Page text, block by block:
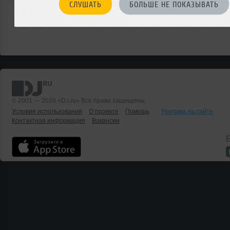
СЛУШАТЬ БОЛЬШЕ НЕ ПОКАЗЫВАТЬ
© 2001 — 2026 «DJ.ru» Все права защищены.
Условия использования
О проекте Помощь
Реклама на сайте
Контактная информация
Вакансии